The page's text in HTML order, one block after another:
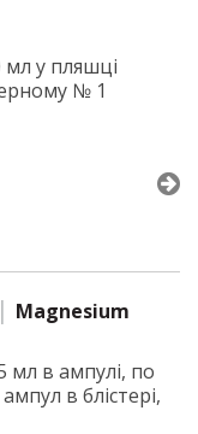
мл у пляшці
№ 1
Magnesium
мл в ампулі, по
в блістері,